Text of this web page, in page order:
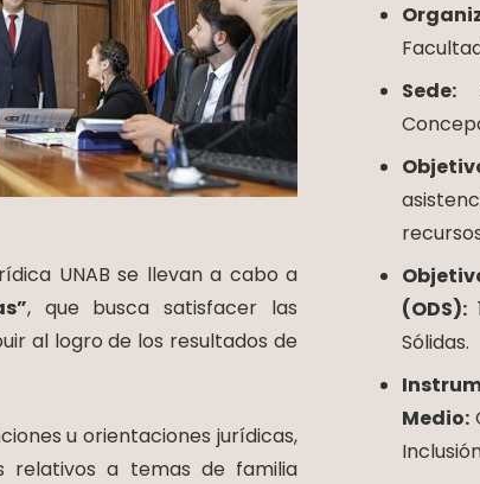
UNAB se llevan a cabo a
, que busca satisfacer las
al logro de los resultados de
u orientaciones jurídicas,
relativos a temas de familia
Sede:
(ODS):
Sólidas.
Medio: